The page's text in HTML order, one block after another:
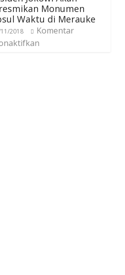
Monumen
Waktu di Merauke
2018
Komentar